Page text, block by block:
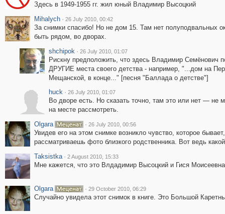
Здесь в 1949-1955 гг. жил юный Владимир Высоцкий
Mihalych · 26 July 2010, 00:42
За снимки спасибо! Но не дом 15. Там нет полуподвальных
быть рядом, во дворах.
shchipok · 26 July 2010, 01:07
Рискну предположить, что здесь Владимир Семёнович
ДРУГИЕ места своего детства - например, "...дом на
Мещанской, в конце..." [песня "Баллада о детстве"]
huck · 26 July 2010, 01:07
Во дворе есть. Но сказать точно, там это или нет — не
на месте рассмотреть.
Olgara
· 26 July 2010, 00:56
Увидев его на этом снимке возникло чувство, которое
рассматриваешь фото близкого родственника. Вот ведь
Taksistka · 2 August 2010, 15:33
Мне кажется, что это Влдадимир Высоцкий и Гися
Olgara · 29 October 2010, 06:29
Случайно увидела этот снимок в книге. Это Большой